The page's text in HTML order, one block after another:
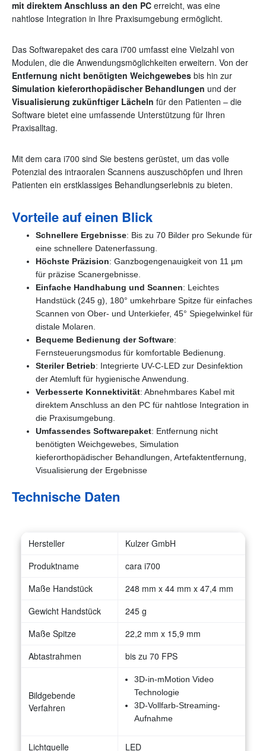
mit direktem Anschluss an den PC erreicht, was eine
nahtlose Integration in Ihre Praxisumgebung ermöglicht.
Das Softwarepaket des cara i700 umfasst eine Vielzahl von
Modulen, die die Anwendungsmöglichkeiten erweitern. Von der
Entfernung nicht benötigten Weichgewebes bis hin zur
Simulation kieferorthopädischer Behandlungen und der
Visualisierung zukünftiger Lächeln für den Patienten – die
Software bietet eine umfassende Unterstützung für Ihren
Praxisalltag.
Mit dem cara i700 sind Sie bestens gerüstet, um das volle
Potenzial des intraoralen Scannens auszuschöpfen und Ihren
Patienten ein erstklassiges Behandlungserlebnis zu bieten.
Vorteile auf einen Blick
Schnellere Ergebnisse: Bis zu 70 Bilder pro Sekunde für
eine schnellere Datenerfassung.
Höchste Präzision: Ganzbogengenauigkeit von 11 μm
für präzise Scanergebnisse.
Einfache Handhabung und Scannen: Leichtes
Handstück (245 g), 180° umkehrbare Spitze für einfaches
Scannen von Ober- und Unterkiefer, 45° Spiegelwinkel für
distale Molaren.
Bequeme Bedienung der Software:
Fernsteuerungsmodus für komfortable Bedienung.
Steriler Betrieb: Integrierte UV-C-LED zur Desinfektion
der Atemluft für hygienische Anwendung.
Verbesserte Konnektivität: Abnehmbares Kabel mit
direktem Anschluss an den PC für nahtlose Integration in
die Praxisumgebung.
Umfassendes Softwarepaket: Entfernung nicht
benötigten Weichgewebes, Simulation
kieferorthopädischer Behandlungen, Artefaktentfernung,
Visualisierung der Ergebnisse
Technische Daten
Hersteller
Kulzer GmbH
Produktname
cara i700
Maße Handstück
248 mm x 44 mm x 47,4 mm
Gewicht Handstück
245 g
Maße Spitze
22,2 mm x 15,9 mm
Abtastrahmen
bis zu 70 FPS
Bildgebende
Verfahren
3D-in-mMotion Video
Technologie
3D-Vollfarb-Streaming-
Aufnahme
Lichtquelle LED